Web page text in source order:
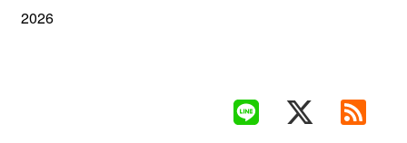
2026